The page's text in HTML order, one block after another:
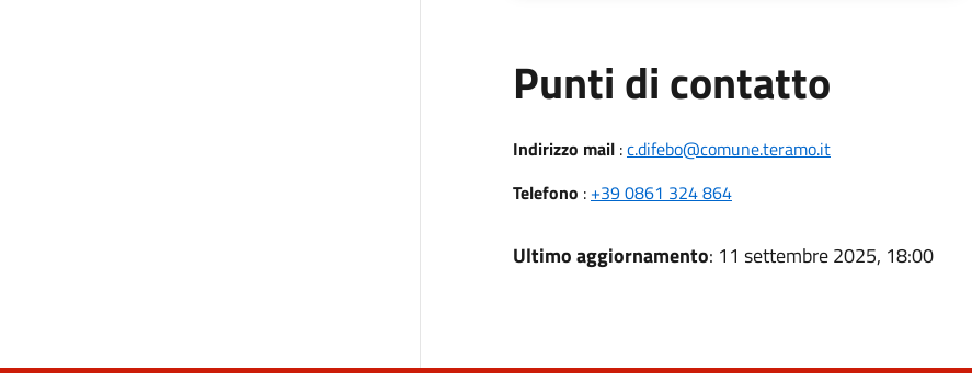
Punti di contatto
Indirizzo mail:c.difebo@comune.teramo.it
Telefono : +39 0861 324 864
Ultimo aggiornamento: 11 settembre 2025, 18:00